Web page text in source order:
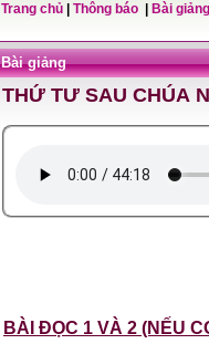
Trang chủ Thông báo Bài
Bài giảng
THỨ TƯ SAU CHÚA
BÀI ĐỌC 1 VÀ 2 (NẾU